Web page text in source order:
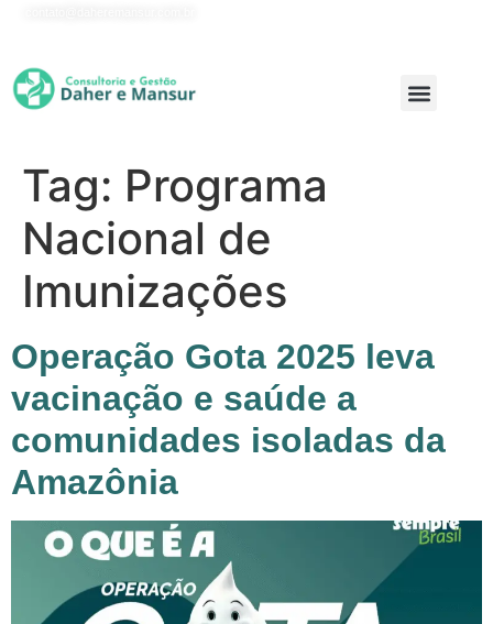
Tag: Programa
Nacional de
Imunizações
Operação Gota 2025 leva
vacinação e saúde a
comunidades isoladas da
Amazônia